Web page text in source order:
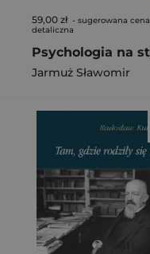
59,00 zł - sugerowana cena
detaliczna
Jarmuż Sławomir